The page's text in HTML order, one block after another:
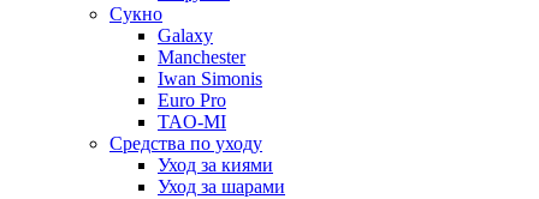
Сукно
Galaxy
Manchester
Iwan Simonis
Euro Pro
TAO-MI
Средства по уходу
Уход за киями
Уход за шарами